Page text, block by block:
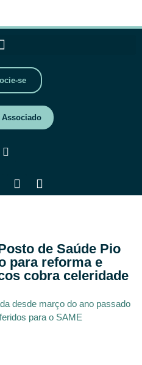
se
Associado
de Saúde Pio
para reforma e
cobra celeridade
desde março do ano passado
para o SAME